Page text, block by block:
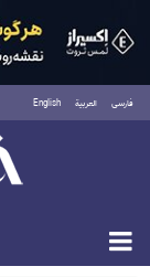
فارسی العربية English